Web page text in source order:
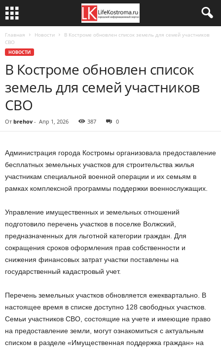
Главная Новости
В Костроме обновлен список земель для семей участников
СВО
НОВОСТИ
В Костроме обновлен список
земель для семей участников
СВО
От brehov - Апр 1, 2026 387 0
Администрация города Костромы организовала предоставление
бесплатных земельных участков для строительства жилья
участникам специальной военной операции и их семьям в
рамках комплексной программы поддержки военнослужащих.
Управление имущественных и земельных отношений
подготовило перечень участков в поселке Волжский,
предназначенных для льготной категории граждан. Для
сокращения сроков оформления прав собственности и
снижения финансовых затрат участки поставлены на
государственный кадастровый учет.
Перечень земельных участков обновляется ежеквартально. В
настоящее время в списке доступно 128 свободных участков.
Семьи участников СВО, состоящие на учете и имеющие право
на предоставление земли, могут ознакомиться с актуальным
списком в разделе «Имущественная поддержка граждан» на